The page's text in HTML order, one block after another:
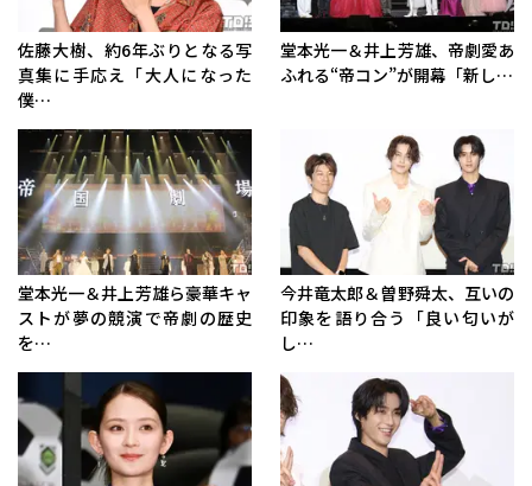
佐藤大樹、約6年ぶりとなる写
真集に手応え「大人になった
僕…
堂本光一＆井上芳雄、帝劇愛あ
ふれる“帝コン”が開幕「新し…
堂本光一＆井上芳雄ら豪華キャ
ストが夢の競演で帝劇の歴史
を…
今井竜太郎＆曽野舜太、互いの
印象を語り合う「良い匂いが
し…